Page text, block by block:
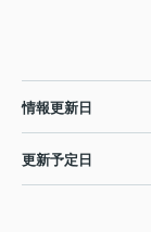
情報更新日
更新予定日